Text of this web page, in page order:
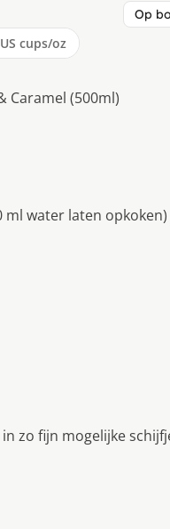
Op
US cups/oz
Caramel (500ml)
ml water laten opkoken)
zo fijn mogelijke